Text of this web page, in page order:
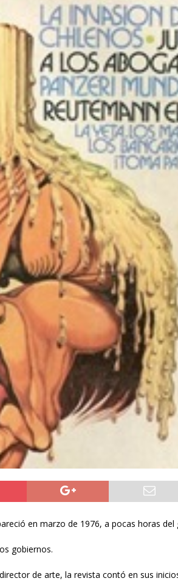
en marzo de 1976, a pocas horas del
gobiernos.
de arte, la revista contó en sus